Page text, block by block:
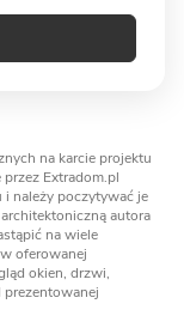
na karcie projektu
Extradom.pl
i należy poczytywać je
autora
na wiele
oferowanej
okien, drzwi,